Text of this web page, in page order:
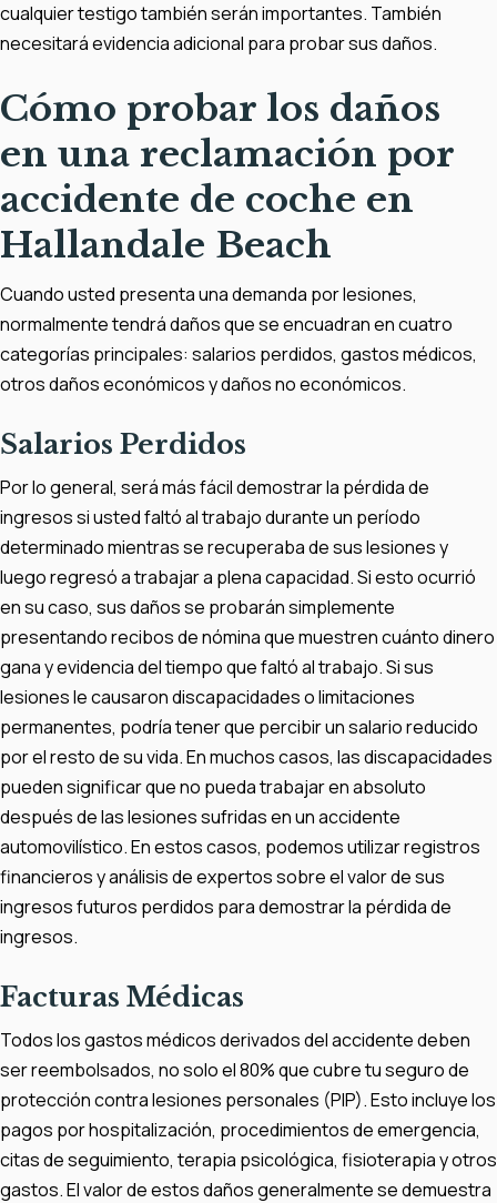
cualquier testigo también serán importantes. También
necesitará evidencia adicional para probar sus daños.
Cómo probar los daños
en una reclamación por
accidente de coche en
Hallandale Beach
Cuando usted presenta una demanda por lesiones,
normalmente tendrá daños que se encuadran en cuatro
categorías principales: salarios perdidos, gastos médicos,
otros daños económicos y daños no económicos.
Salarios Perdidos
Por lo general, será más fácil demostrar la pérdida de
ingresos si usted faltó al trabajo durante un período
determinado mientras se recuperaba de sus lesiones y
luego regresó a trabajar a plena capacidad. Si esto ocurrió
en su caso, sus daños se probarán simplemente
presentando recibos de nómina que muestren cuánto dinero
gana y evidencia del tiempo que faltó al trabajo. Si sus
lesiones le causaron discapacidades o limitaciones
permanentes, podría tener que percibir un salario reducido
por el resto de su vida. En muchos casos, las discapacidades
pueden significar que no pueda trabajar en absoluto
después de las lesiones sufridas en un accidente
automovilístico. En estos casos, podemos utilizar registros
financieros y análisis de expertos sobre el valor de sus
ingresos futuros perdidos para demostrar la pérdida de
ingresos.
Facturas Médicas
Todos los gastos médicos derivados del accidente deben
ser reembolsados, no solo el 80% que cubre tu seguro de
protección contra lesiones personales (PIP). Esto incluye los
pagos por hospitalización, procedimientos de emergencia,
citas de seguimiento, terapia psicológica, fisioterapia y otros
gastos. El valor de estos daños generalmente se demuestra